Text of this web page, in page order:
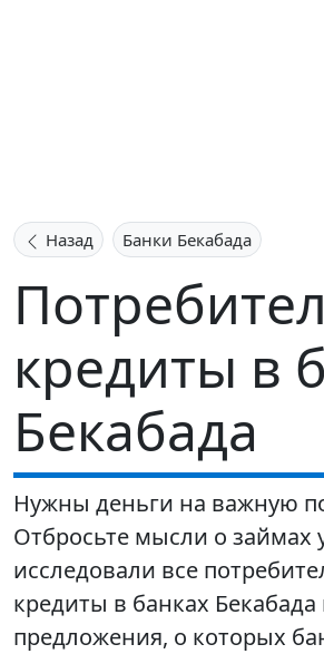
Назад Банки Бекабада
кредиты в
Бекабада
Нужны деньги на важную
Отбросьте мысли о займах
исследовали все
кредиты в банках
предложения, о которых